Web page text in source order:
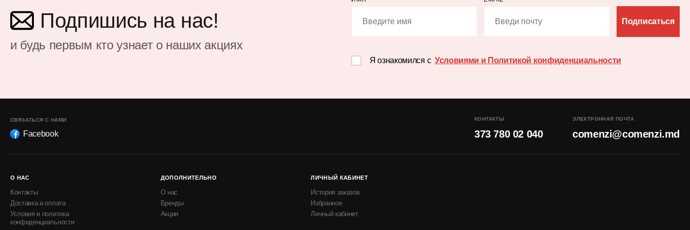
Подпишись на нас!
и будь первым кто узнает о наших акциях
Подписаться
Я ознакомился с Условиями и Политикой конфиденциальности
СВЯЗАТЬСЯ С НАМИ
Facebook
КОНТАКТЫ
373 780 02 040
ЭЛЕКТРОННАЯ ПОЧТА
comenzi@comenzi.md
О НАС
Контакты
Доставка и оплата
Условия и политика
конфиденциальности
ДОПОЛНИТЕЛЬНО
О нас
Бренды
Акции
ЛИЧНЫЙ КАБИНЕТ
История заказов
Избранное
Личный кабинет